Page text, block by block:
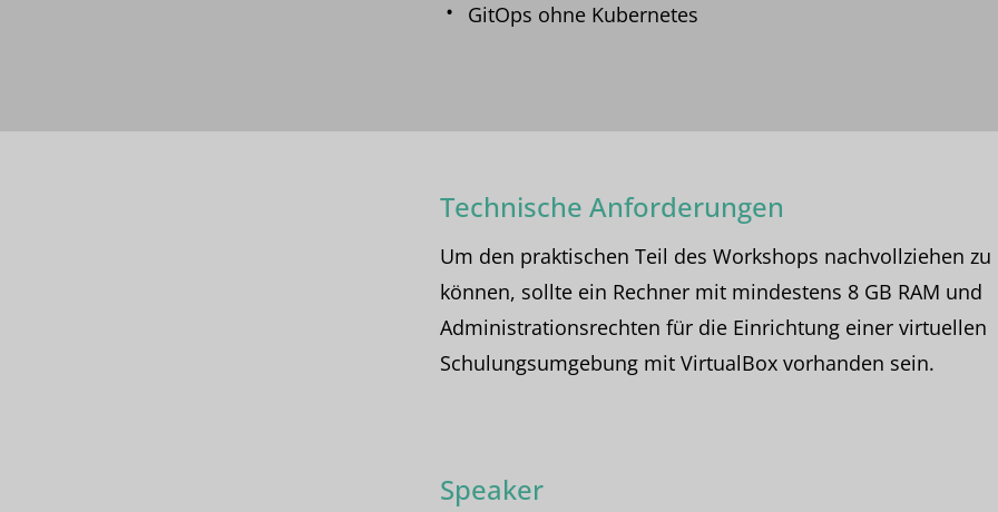
GitOps ohne Kubernetes
Technische Anforderungen
Um den praktischen Teil des Workshops nachvollziehen zu
können, sollte ein Rechner mit mindestens 8 GB RAM und
Administrationsrechten für die Einrichtung einer virtuellen
Schulungsumgebung mit VirtualBox vorhanden sein.
Speaker